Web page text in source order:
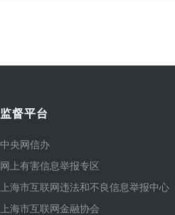
监督平台
中央网信办
网上有害信息举报专区
上海市互联网违法和不良信息举报中心
上海市互联网金融协会